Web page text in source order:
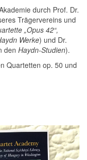
durch Prof. Dr.
Trägervereins und
„Opus 42“,
Werke) und Dr.
den Haydn-Studien).
Quartetten op. 50 und